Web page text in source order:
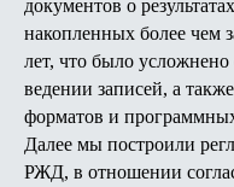
документов о
накопленных более чем
лет, что было
ведении записей, а
форматов и
Далее мы построили
РЖД, в отношении